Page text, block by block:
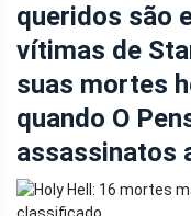
queridos são
vítimas de
suas mortes
quando O
assassinatos